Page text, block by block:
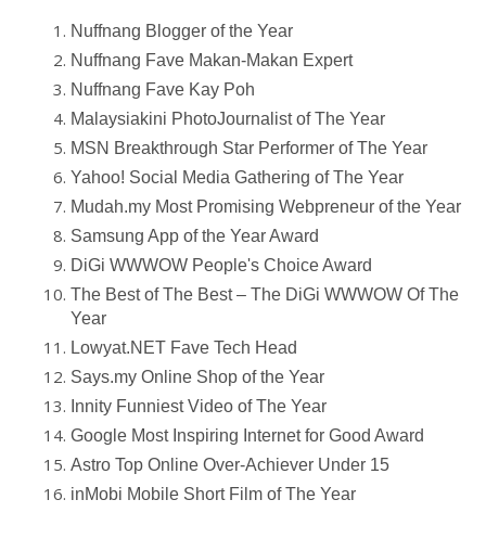
Nuffnang Blogger of the Year
Nuffnang Fave Makan-Makan Expert
Nuffnang Fave Kay Poh
Malaysiakini PhotoJournalist of The Year
MSN Breakthrough Star Performer of The Year
Yahoo! Social Media Gathering of The Year
Mudah.my Most Promising Webpreneur of the Year
Samsung App of the Year Award
DiGi WWWOW People's Choice Award
The Best of The Best – The DiGi WWWOW Of The
Year
Lowyat.NET Fave Tech Head
Says.my Online Shop of the Year
Innity Funniest Video of The Year
Google Most Inspiring Internet for Good Award
Astro Top Online Over-Achiever Under 15
inMobi Mobile Short Film of The Year